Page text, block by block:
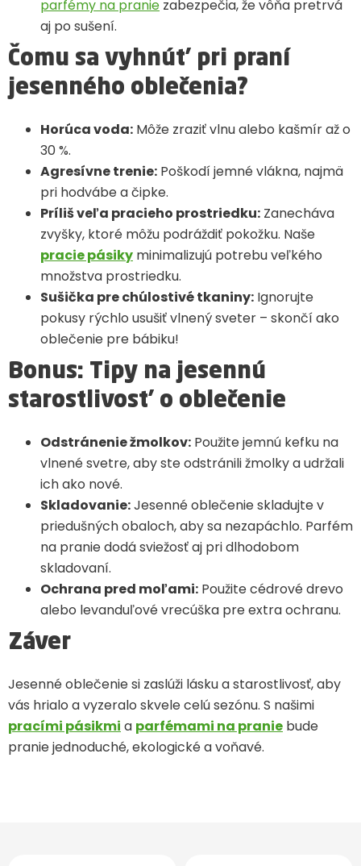
parfémy na pranie zabezpečia, že vôňa pretrvá
aj po sušení.
Čomu sa vyhnúť pri praní
jesenného oblečenia?
Horúca voda: Môže zraziť vlnu alebo kašmír až o
30 %.
Agresívne trenie: Poškodí jemné vlákna, najmä
pri hodvábe a čipke.
Príliš veľa pracieho prostriedku: Zanecháva
zvyšky, ktoré môžu podráždiť pokožku. Naše
pracie pásiky minimalizujú potrebu veľkého
množstva prostriedku.
Sušička pre chúlostivé tkaniny: Ignorujte
pokusy rýchlo usušiť vlnený sveter – skončí ako
oblečenie pre bábiku!
Bonus: Tipy na jesennú
starostlivosť o oblečenie
Odstránenie žmolkov: Použite jemnú kefku na
vlnené svetre, aby ste odstránili žmolky a udržali
ich ako nové.
Skladovanie:Jesenné oblečenie skladujte v
priedušných obaloch, aby sa nezapáchlo. Parfém
na pranie dodá sviežosť aj pri dlhodobom
skladovaní.
Ochrana pred moľami: Použite cédrové drevo
alebo levanduľové vrecúška pre extra ochranu.
Záver
Jesenné oblečenie si zaslúži lásku a starostlivosť, aby
vás hrialo a vyzeralo skvele celú sezónu. S našimi
pracími pásikmi a parfémami na pranie bude
pranie jednoduché, ekologické a voňavé.